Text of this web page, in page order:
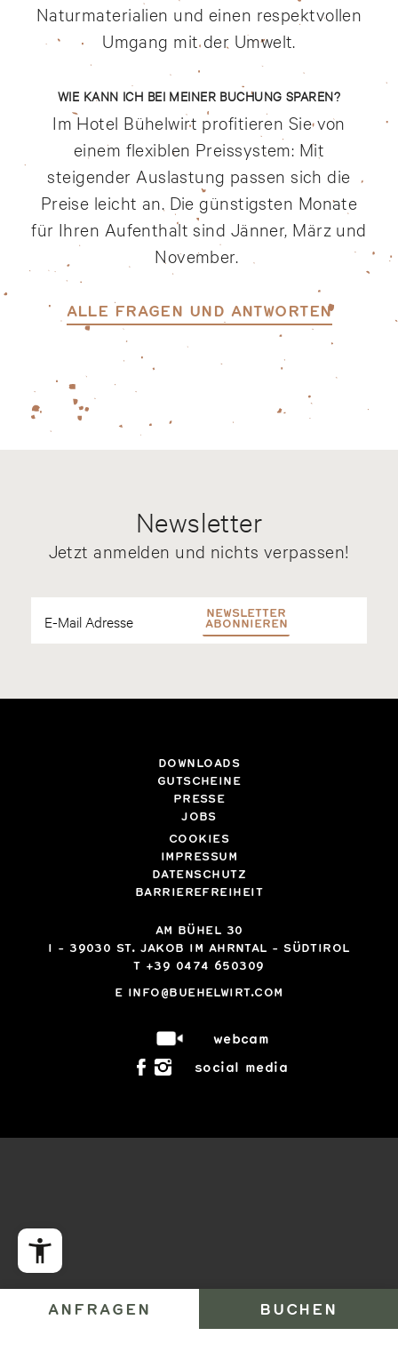
ANFRAGEN BUCHEN
Naturmaterialien und einen respektvollen
Umgang mit der Umwelt.
WIE KANN ICH BEI MEINER BUCHUNG SPAREN?
Im Hotel Bühelwirt profitieren Sie von
einem flexiblen Preissystem: Mit
steigender Auslastung passen sich die
Preise leicht an. Die günstigsten Monate
für Ihren Aufenthalt sind Jänner, März und
November.
ALLE FRAGEN UND ANTWORTEN
Newsletter
Jetzt anmelden und nichts verpassen!
NEWSLETTER
ABONNIEREN
DOWNLOADS
GUTSCHEINE
PRESSE
JOBS
COOKIES
IMPRESSUM
DATENSCHUTZ
BARRIEREFREIHEIT
AM BÜHEL 30
I - 39030 ST. JAKOB IM AHRNTAL - SÜDTIROL
T +39 0474 650309
E INFO@BUEHELWIRT.COM
webcam
social media